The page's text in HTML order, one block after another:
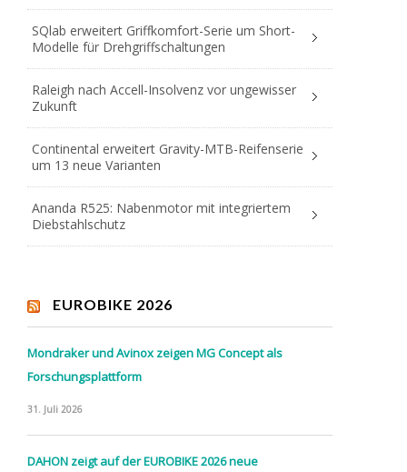
SQlab erweitert Griffkomfort-Serie um Short-
Modelle für Drehgriffschaltungen
Raleigh nach Accell-Insolvenz vor ungewisser
Zukunft
Continental erweitert Gravity-MTB-Reifenserie
um 13 neue Varianten
Ananda R525: Nabenmotor mit integriertem
Diebstahlschutz
EUROBIKE 2026
Mondraker und Avinox zeigen MG Concept als
Forschungsplattform
31. Juli 2026
DAHON zeigt auf der EUROBIKE 2026 neue